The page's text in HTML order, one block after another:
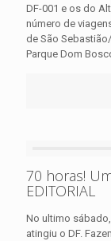
DF-001 e os do
número de
de São
Parque Dom
70 horas!
EDITORIAL
No ultimo
atingiu o DF.